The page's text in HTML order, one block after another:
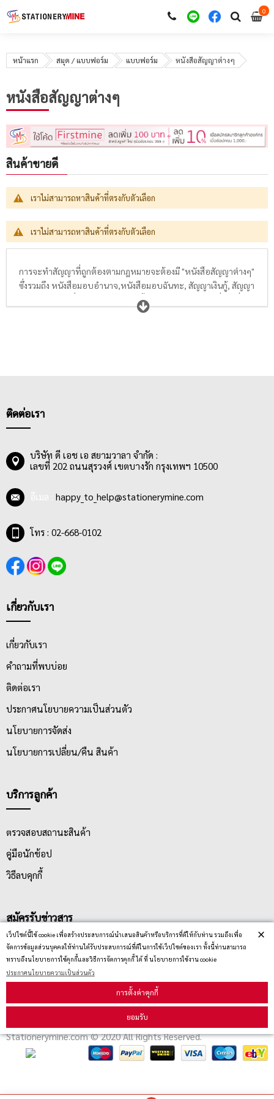
00
หน้าแรก สมุด / แบบฟอร์ม แบบฟอร์ม หนังสือสัญญาต่างๆ
หนังสือสัญญาต่างๆ
สินค้าขายดี
เราไม่สามารถหาสินค้าที่ตรงกับตัวเลือก
เว็ปไซต์นี้ใช้ cookie เพื่อสร้างประสบการณ์นำเสนอสินค้าหรือบริการที่ดีให้กับท่าน รวมถึงเพื่อ
จัดการข้อมูลส่วนบุคคลให้ท่านได้รับประสบการณ์ที่ดีในการใช้เว็ปไซต์ของเรา ทั้งนี้ท่านสามารถ
ทราบถึงนโยบายการใช้คุกกี้และวิธีการจัดการคุกกี้ ได้ ที่ นโยบายการใช้งาน cookie
ประกาศนโยบายความเป็นส่วนตัว
การตั้งค่าคุกกี้
ยอมรับ
×
เราไม่สามารถหาสินค้าที่ตรงกับตัวเลือก
การจะทำสัญญาที่ถูกต้องตามกฎหมายจะต้องมี "หนังสือสัญญาต่างๆ"
ซึ่งรวมถึง หนังสือมอบอำนาจ,หนังสือมอบฉันทะ, สัญญาเงินกู้, สัญญา
เช่า, สัญญาเช่าที่ดิน, หนังสือสัญญาค้ำประกัน,ใบโอน และอื่นๆ ที่มี
แบบฟอร์มได้มาตรฐาน ถูกต้องตามกฎหมายไทย เหมาะแก่บุคคล
ติดต่อเรา
บริษัท ดี เอช เอ สยามวาลา จำกัด :
เลขที่ 202 ถนนสุรวงศ์ เขตบางรัก กรุงเทพฯ 10500
happy_to_help@stationerymine.com
โทร : 02-668-0102
เกี่ยวกับเรา
เกี่ยวกับเรา
คำถามที่พบบ่อย
ติดต่อเรา
ประกาศนโยบายความเป็นส่วนตัว
นโยบายการจัดส่ง
นโยบายการเปลี่ยน/คืน สินค้า
บริการลูกค้า
ตรวจสอบสถานะสินค้า
คู่มือนักช้อป
วิธีลบคุกกี้
สมัครรับข่าวสาร
รับข่าวสาร
Stationerymine.com © 2020 All Rights Reserved.